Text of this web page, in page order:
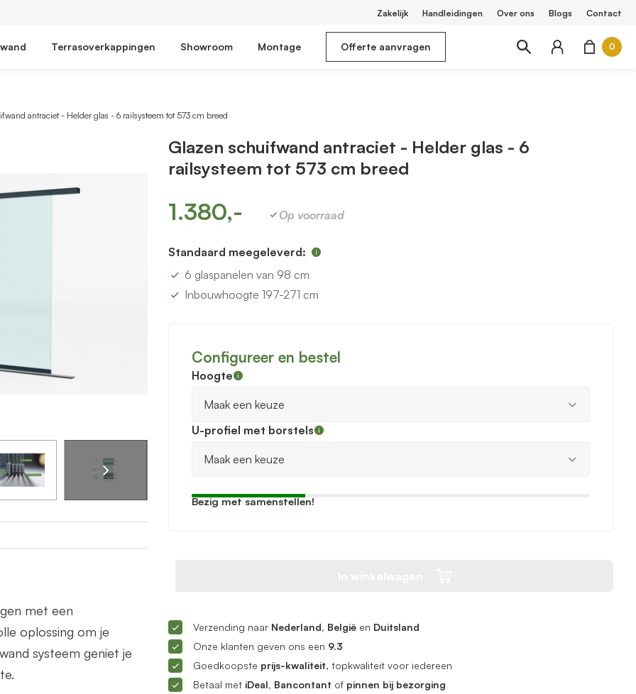
Zakelijk Handleidingen Over ons Blogs Contact
Terrasoverkappingen Showroom Montage Offerte aanvragen 0
antraciet - Helder glas - 6 railsysteem tot 573 cm breed
met een
oplossing om je
systeem geniet je
Glazen schuifwand antraciet - Helder glas - 6
railsysteem tot 573 cm breed
1.380,- Op voorraad
Standaard meegeleverd:
6 glaspanelen van 98 cm
Inbouwhoogte 197-271 cm
Configureer en bestel
Hoogte
U-profiel met borstels
Bezig met samenstellen!
Verzending naar Nederland, België en Duitsland
Onze klanten geven ons een 9.3
Goedkoopste prijs-kwaliteit, topkwaliteit voor iedereen
Betaal met iDeal, Bancontant of pinnen bij bezorging